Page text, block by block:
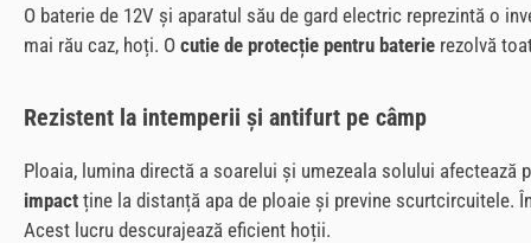
O baterie de 12V și aparatul său de gard electric reprezintă o
mai rău caz, hoți. O cutie de protecție pentru baterie rezolvă
Rezistent la intemperii și antifurt pe câmp
Ploaia, lumina directă a soarelui și umezeala solului
impact ține la distanță apa de ploaie și previne scurtcircuitele.
Acest lucru descurajează eficient hoții.